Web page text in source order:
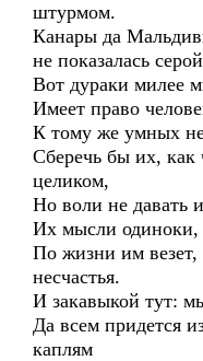
штурмом.
Канары да
не показалась
Вот дураки милее
Имеет право
К тому же умных
Сберечь бы их, как
целиком,
Но воли не давать
Их мысли одиноки,
По жизни им везет,
несчастья.
И закавыкой тут:
Да всем придется
каплям